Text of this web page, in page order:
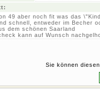
49 aber noch fit was das
schnell, entweder im Becher
dem schönen Saarland
kann auf Wunsch
Sie können